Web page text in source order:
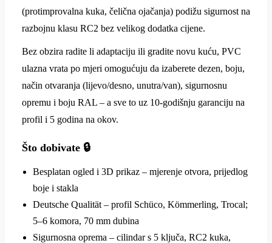
(protimprovalna kuka, čelična ojačanja) podižu sigurnost na
razbojnu klasu RC2 bez velikog dodatka cijene.
Bez obzira radite li adaptaciju ili gradite novu kuću, PVC
ulazna vrata po mjeri omogućuju da izaberete dezen, boju,
način otvaranja (lijevo/desno, unutra/van), sigurnosnu
opremu i boju RAL – a sve to uz 10-godišnju garanciju na
profil i 5 godina na okov.
Što dobivate 🔒
Besplatan ogled i 3D prikaz – mjerenje otvora, prijedlog
boje i stakla
Deutsche Qualität – profil Schüco, Kömmerling, Trocal;
5–6 komora, 70 mm dubina
Sigurnosna oprema – cilindar s 5 ključa, RC2 kuka,